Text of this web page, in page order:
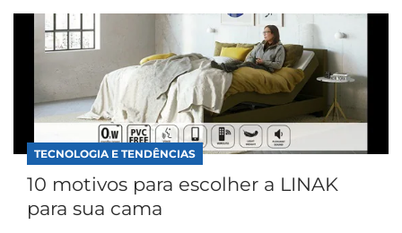
TECNOLOGIA E TENDÊNCIAS
10 motivos para escolher a LINAK
para sua cama